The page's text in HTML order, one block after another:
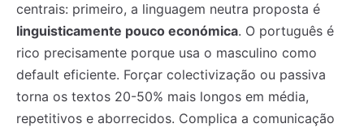
centrais: primeiro, a linguagem neutra proposta é
linguisticamente pouco económica. O português é
rico precisamente porque usa o masculino como
default eficiente. Forçar colectivização ou passiva
torna os textos 20-50% mais longos em média,
repetitivos e aborrecidos. Complica a comunicação